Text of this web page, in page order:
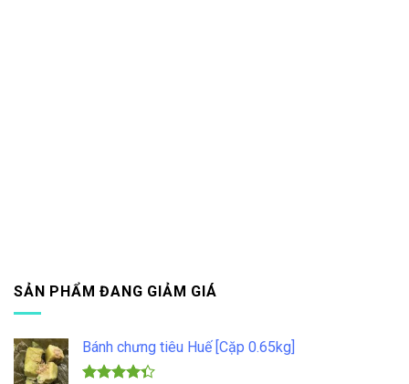
SẢN PHẨM ĐANG GIẢM GIÁ
Bánh chưng tiêu Huế [Cặp 0.65kg]